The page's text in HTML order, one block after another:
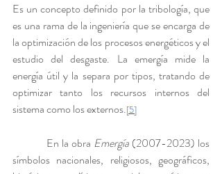
Es un concepto definido por la tribología, que
es una rama de la ingeniería que se encarga de
la optimización de los procesos energéticos y el
estudio del desgaste. La emergía mide la
energía útil y la separa por tipos, tratando de
optimizar tanto los recursos internos del
sistema como los externos.[5]
En la obra Emergía (2007-2023) los
símbolos nacionales, religiosos, geográficos,